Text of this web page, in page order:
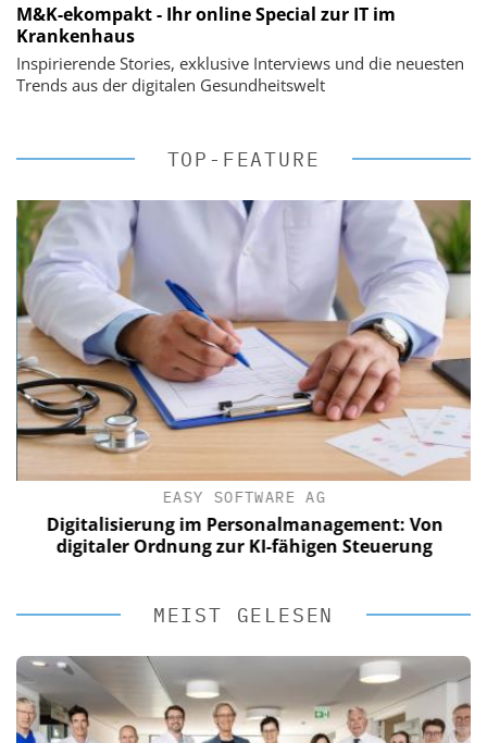
M&K-ekompakt - Ihr online Special zur IT im
Krankenhaus
Inspirierende Stories, exklusive Interviews und die neuesten
Trends aus der digitalen Gesundheitswelt
TOP-FEATURE
EASY SOFTWARE AG
Digitalisierung im Personalmanagement: Von
digitaler Ordnung zur KI-fähigen Steuerung
MEIST GELESEN